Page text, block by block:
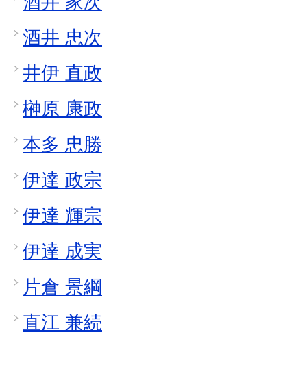
酒井 忠次
井伊 直政
榊原 康政
本多 忠勝
伊達 政宗
伊達 輝宗
伊達 成実
片倉 景綱
直江 兼続